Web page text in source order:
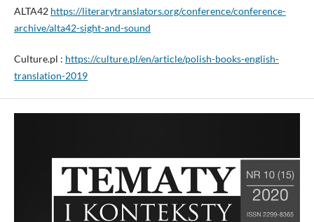
ALTA42 https://literarytranslators.org/conference/conference-
archive/alta42-sight-and-sound
Culture.pl : https://culture.pl/en/article/polish-books-english-
translation-2019